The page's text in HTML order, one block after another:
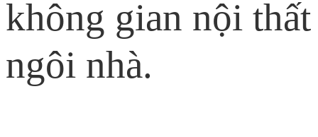
không gian nội
ngôi nhà.